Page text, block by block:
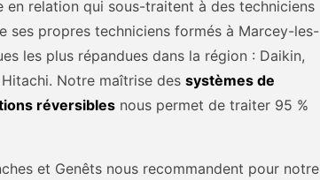
relation qui sous-traitent à des techniciens
ses propres techniciens formés à Marcey-les-
les plus répandues dans la région : Daikin,
Notre maîtrise des systèmes de
réversibles nous permet de traiter 95 %
et Genêts nous recommandent pour notre